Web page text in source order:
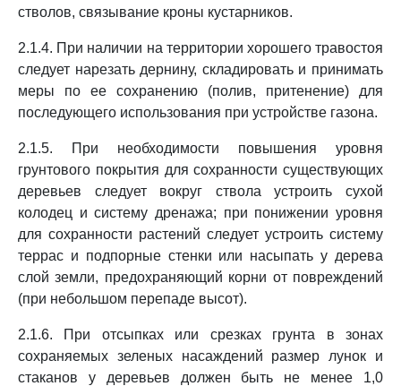
стволов, связывание кроны кустарников.
2.1.4. При наличии на территории хорошего травостоя
следует нарезать дернину, складировать и принимать
меры по ее сохранению (полив, притенение) для
последующего использования при устройстве газона.
2.1.5. При необходимости повышения уровня
грунтового покрытия для сохранности существующих
деревьев следует вокруг ствола устроить сухой
колодец и систему дренажа; при понижении уровня
для сохранности растений следует устроить систему
террас и подпорные стенки или насыпать у дерева
слой земли, предохраняющий корни от повреждений
(при небольшом перепаде высот).
2.1.6. При отсыпках или срезках грунта в зонах
сохраняемых зеленых насаждений размер лунок и
стаканов у деревьев должен быть не менее 1,0